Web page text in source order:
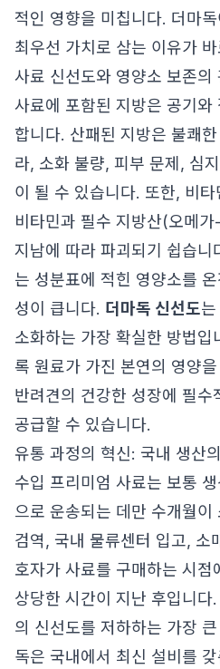
적인 영향을 미칩니다. 더마
최우선 가치로 삼는 이유가
사료 신선도와 영양소 보존의
사료에 포함된 지방은 공기와
합니다. 산패된 지방은 불쾌
라, 소화 불량, 피부 문제, 심
이 될 수 있습니다. 또한, 비
비타민과 필수 지방산(오메
지남에 따라 파괴되기 쉽습니
는 성분표에 적힌 영양소를
성이 큽니다. 더마독 신선도
소화하는 가장 확실한 방법
록 원료가 가진 본연의 영양
반려견의 건강한 성장에 필수
공급할 수 있습니다.
유통 과정의 혁신: 국내 생산
수입 프리미엄 사료는 보통
으로 운송되는 데만 수개월
검역, 국내 물류센터 입고, 소
호자가 사료를 구매하는 시점
상당한 시간이 지난 후입니
의 신선도를 저하하는 가장
독은 국내에서 최신 설비를